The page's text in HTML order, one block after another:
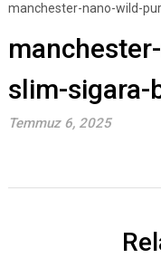
manchester-nano-wild-
slim-
Temmuz 6, 2025